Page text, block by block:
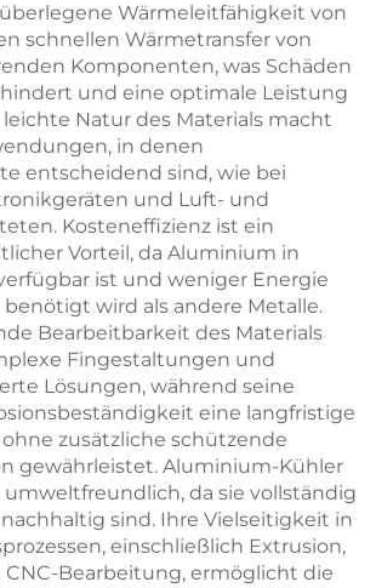
Wärmeleitfähigkeit von
schnellen Wärmetransfer von
Komponenten, was Schäden
und eine optimale Leistung
Natur des Materials macht
in denen
entscheidend sind, wie bei
und Luft- und
Kosteneffizienz ist ein
Vorteil, da Aluminium in
ist und weniger Energie
wird als andere Metalle.
Bearbeitbarkeit des Materials
Fingestaltungen und
Lösungen, während seine
eine langfristige
zusätzliche schützende
gewährleistet. Aluminium-Kühler
da sie vollständig
sind. Ihre Vielseitigkeit in
einschließlich Extrusion,
Bearbeitung, ermöglicht die